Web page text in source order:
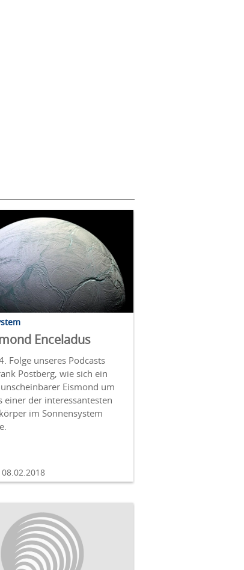
Enceladus
Folge unseres Podcasts
Postberg, wie sich ein
Eismond um
einer der interessantesten
im Sonnensystem
08.02.2018